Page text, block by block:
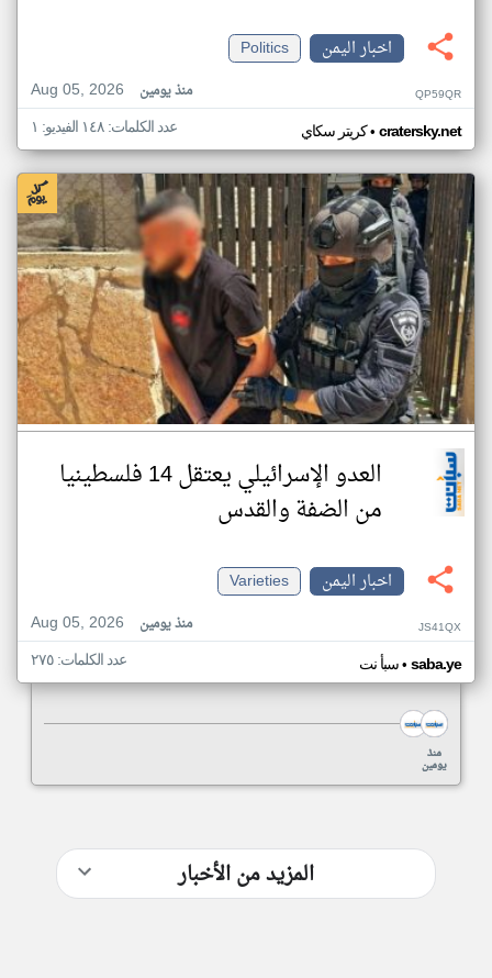
اخبار اليمن
Politics
Aug 05, 2026
منذ يومين QP59QR
كريتر سكاي• cratersky.net عدد الكلمات: ١٤٨ الفيديو: ١
العدو الإسرائيلي يعتقل 14 فلسطينيا
من الضفة والقدس
اخبار اليمن
Varieties
Aug 05, 2026
منذ يومين JS41QX
سبأ نت• saba.ye عدد الكلمات: ٢٧٥
منذ
يومين
منذ
يومين
المزيد من الأخبار